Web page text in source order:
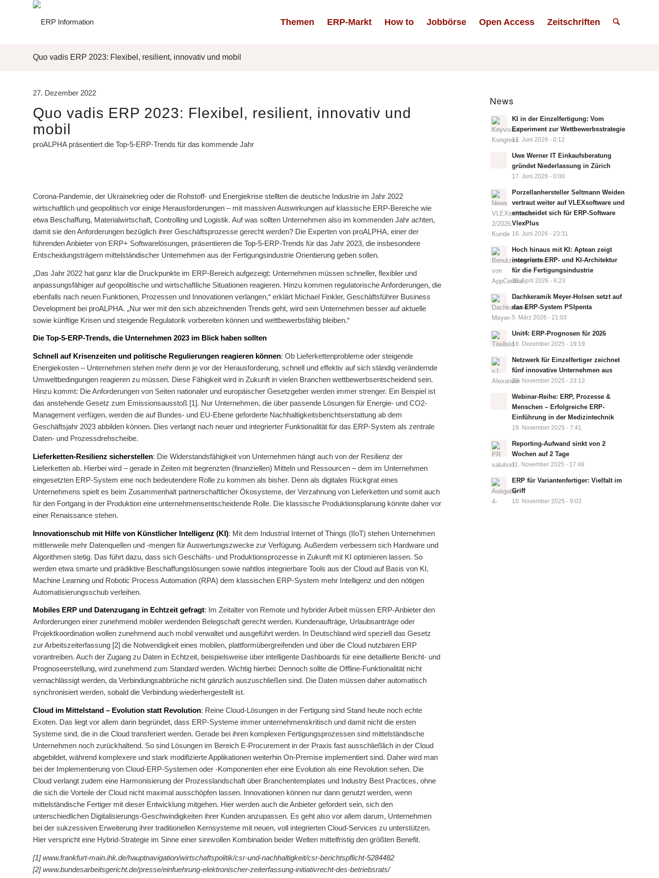
Themen ERP-Markt How to Jobbörse Open Access Zeitschriften
Quo vadis ERP 2023: Flexibel, resilient, innovativ und mobil
27. Dezember 2022
Quo vadis ERP 2023: Flexibel, resilient, innovativ und
mobil
proALPHA präsentiert die Top-5-ERP-Trends für das kommende Jahr
Corona-Pandemie, der Ukrainekrieg oder die Rohstoff- und Energiekrise stellten die deutsche Industrie im Jahr 2022
wirtschaftlich und geopolitisch vor einige Herausforderungen – mit massiven Auswirkungen auf klassische ERP-Bereiche wie
etwa Beschaffung, Materialwirtschaft, Controlling und Logistik. Auf was sollten Unternehmen also im kommenden Jahr achten,
damit sie den Anforderungen bezüglich ihrer Geschäftsprozesse gerecht werden? Die Experten von proALPHA, einer der
führenden Anbieter von ERP+ Softwarelösungen, präsentieren die Top-5-ERP-Trends für das Jahr 2023, die insbesondere
Entscheidungsträgern mittelständischer Unternehmen aus der Fertigungsindustrie Orientierung geben sollen.
„Das Jahr 2022 hat ganz klar die Druckpunkte im ERP-Bereich aufgezeigt: Unternehmen müssen schneller, flexibler und
anpassungsfähiger auf geopolitische und wirtschaftliche Situationen reagieren. Hinzu kommen regulatorische Anforderungen, die
ebenfalls nach neuen Funktionen, Prozessen und Innovationen verlangen,“ erklärt Michael Finkler, Geschäftsführer Business
Development bei proALPHA. „Nur wer mit den sich abzeichnenden Trends geht, wird sein Unternehmen besser auf aktuelle
sowie künftige Krisen und steigende Regulatorik vorbereiten können und wettbewerbsfähig bleiben.“
Die Top-5-ERP-Trends, die Unternehmen 2023 im Blick haben sollten
Schnell auf Krisenzeiten und politische Regulierungen reagieren können: Ob Lieferkettenprobleme oder steigende
Energiekosten – Unternehmen stehen mehr denn je vor der Herausforderung, schnell und effektiv auf sich ständig verändernde
Umweltbedingungen reagieren zu müssen. Diese Fähigkeit wird in Zukunft in vielen Branchen wettbewerbsentscheidend sein.
Hinzu kommt: Die Anforderungen von Seiten nationaler und europäischer Gesetzgeber werden immer strenger. Ein Beispiel ist
das anstehende Gesetz zum Emissionsausstoß [1]. Nur Unternehmen, die über passende Lösungen für Energie- und CO2-
Management verfügen, werden die auf Bundes- und EU-Ebene geforderte Nachhaltigkeitsberichtserstattung ab dem
Geschäftsjahr 2023 abbilden können. Dies verlangt nach neuer und integrierter Funktionalität für das ERP-System als zentrale
Daten- und Prozessdrehscheibe.
Lieferketten-Resilienz sicherstellen: Die Widerstandsfähigkeit von Unternehmen hängt auch von der Resilienz der
Lieferketten ab. Hierbei wird – gerade in Zeiten mit begrenzten (finanziellen) Mitteln und Ressourcen – dem im Unternehmen
eingesetzten ERP-System eine noch bedeutendere Rolle zu kommen als bisher. Denn als digitales Rückgrat eines
Unternehmens spielt es beim Zusammenhalt partnerschaftlicher Ökosysteme, der Verzahnung von Lieferketten und somit auch
für den Fortgang in der Produktion eine unternehmensentscheidende Rolle. Die klassische Produktionsplanung könnte daher vor
einer Renaissance stehen.
Innovationschub mit Hilfe von Künstlicher Intelligenz (KI): Mit dem Industrial Internet of Things (IIoT) stehen Unternehmen
mittlerweile mehr Datenquellen und -mengen für Auswertungszwecke zur Verfügung. Außerdem verbessern sich Hardware und
Algorithmen stetig. Das führt dazu, dass sich Geschäfts- und Produktionsprozesse in Zukunft mit KI optimieren lassen. So
werden etwa smarte und prädiktive Beschaffungslösungen sowie nahtlos integrierbare Tools aus der Cloud auf Basis von KI,
Machine Learning und Robotic Process Automation (RPA) dem klassischen ERP-System mehr Intelligenz und den nötigen
Automatisierungsschub verleihen.
Mobiles ERP und Datenzugang in Echtzeit gefragt: Im Zeitalter von Remote und hybrider Arbeit müssen ERP-Anbieter den
Anforderungen einer zunehmend mobiler werdenden Belegschaft gerecht werden. Kundenaufträge, Urlaubsanträge oder
Projektkoordination wollen zunehmend auch mobil verwaltet und ausgeführt werden. In Deutschland wird speziell das Gesetz
zur Arbeitszeiterfassung [2] die Notwendigkeit eines mobilen, plattformübergreifenden und über die Cloud nutzbaren ERP
vorantreiben. Auch der Zugang zu Daten in Echtzeit, beispielsweise über intelligente Dashboards für eine detaillierte Bericht- und
Prognoseerstellung, wird zunehmend zum Standard werden. Wichtig hierbei: Dennoch sollte die Offline-Funktionalität nicht
vernachlässigt werden, da Verbindungsabbrüche nicht gänzlich auszuschließen sind. Die Daten müssen daher automatisch
synchronisiert werden, sobald die Verbindung wiederhergestellt ist.
Cloud im Mittelstand – Evolution statt Revolution: Reine Cloud-Lösungen in der Fertigung sind Stand heute noch echte
Exoten. Das liegt vor allem darin begründet, dass ERP-Systeme immer unternehmenskritisch und damit nicht die ersten
Systeme sind, die in die Cloud transferiert werden. Gerade bei ihren komplexen Fertigungsprozessen sind mittelständische
Unternehmen noch zurückhaltend. So sind Lösungen im Bereich E-Procurement in der Praxis fast ausschließlich in der Cloud
abgebildet, während komplexere und stark modifizierte Applikationen weiterhin On-Premise implementiert sind. Daher wird man
bei der Implementierung von Cloud-ERP-Systemen oder -Komponenten eher eine Evolution als eine Revolution sehen. Die
Cloud verlangt zudem eine Harmonisierung der Prozesslandschaft über Branchentemplates und Industry Best Practices, ohne
die sich die Vorteile der Cloud nicht maximal ausschöpfen lassen. Innovationen können nur dann genutzt werden, wenn
mittelständische Fertiger mit dieser Entwicklung mitgehen. Hier werden auch die Anbieter gefordert sein, sich den
unterschiedlichen Digitalisierungs-Geschwindigkeiten ihrer Kunden anzupassen. Es geht also vor allem darum, Unternehmen
bei der sukzessiven Erweiterung ihrer traditionellen Kernsysteme mit neuen, voll integrierten Cloud-Services zu unterstützen.
Hier verspricht eine Hybrid-Strategie im Sinne einer sinnvollen Kombination beider Welten mittelfristig den größten Benefit.
[1] www.frankfurt-main.ihk.de/hauptnavigation/wirtschaftspolitik/csr-und-nachhaltigkeit/csr-berichtspflicht-5284482
[2] www.bundesarbeitsgericht.de/presse/einfuehrung-elektronischer-zeiterfassung-initiativrecht-des-betriebsrats/
News
KI in der Einzelfertigung: Vom
Experiment zur Wettbewerbsstrategie
17. Juni 2026 - 0:12
Uwe Werner IT Einkaufsberatung
gründet Niederlassung in Zürich
17. Juni 2026 - 0:00
Porzellanhersteller Seltmann Weiden
vertraut weiter auf VLEXsoftware und
entscheidet sich für ERP-Software
VlexPlus
16. Juni 2026 - 23:31
Hoch hinaus mit KI: Aptean zeigt
integrierte ERP- und KI-Architektur
für die Fertigungsindustrie
20. April 2026 - 6:23
Dachkeramik Meyer-Holsen setzt auf
das ERP-System PSIpenta
5. März 2026 - 21:03
Unit4: ERP-Prognosen für 2026
18. Dezember 2025 - 19:19
Netzwerk für Einzelfertiger zeichnet
fünf innovative Unternehmen aus
20. November 2025 - 23:13
Webinar-Reihe: ERP, Prozesse &
Menschen – Erfolgreiche ERP-
Einführung in der Medizintechnik
19. November 2025 - 7:41
Reporting-Aufwand sinkt von 2
Wochen auf 2 Tage
11. November 2025 - 17:48
ERP für Variantenfertiger: Vielfalt im
Griff
10. November 2025 - 9:03